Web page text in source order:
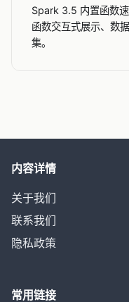
Spark 3.5 内置函数
函数交互式展示、数
集。
内容详情
关于我们
联系我们
隐私政策
常用链接